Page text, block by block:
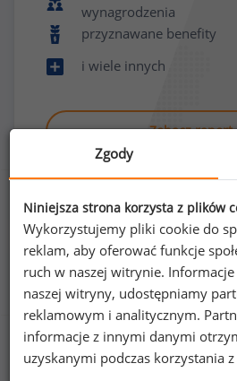
wynagrodzenia
przyznawane benefity
i wiele innych
Zobacz raport
Jak uzyskać dostęp
Zgody
Niniejsza strona korzysta z plików
Wykorzystujemy pliki cookie do
reklam, aby oferować funkcje
ruch w naszej witrynie.
naszej witryny, udostępniamy
reklamowym i analitycznym.
informacje z innymi danymi
uzyskanymi podczas korzystania z